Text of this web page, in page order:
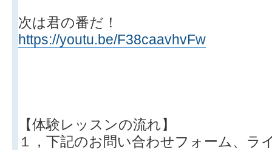
次は君の番だ！
https://youtu.be/F38caavhvFw
【体験レッスンの流れ】
１，下記のお問い合わせフォーム、ラ